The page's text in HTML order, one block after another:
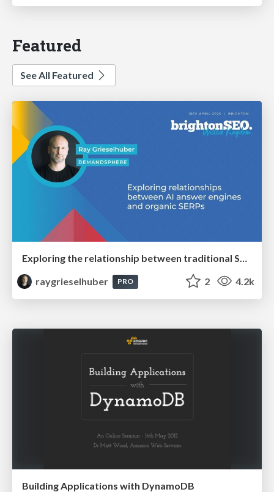
Featured
See All Featured
raygrieselhuber
PRO 2 4.2k
Building Applications with DynamoDB